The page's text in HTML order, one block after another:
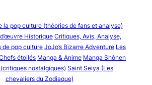
la pop culture (théories de fans et analyse)
Historique Critiques, Avis, Analyse,
de pop culture JoJo’s Bizarre Adventure Les
étoilés Manga & Anime Manga Shônen
nostalgiques) Saint Seiya (Les
chevaliers du Zodiaque)